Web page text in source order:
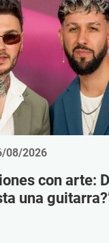
08/2026
con arte:
una